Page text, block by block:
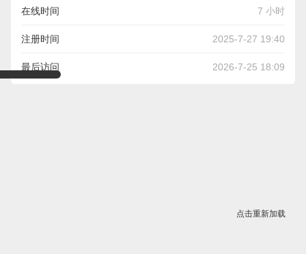
在线时间 7 小时
注册时间 2025-7-27 19:40
最后访问 2026-7-25 18:09
点击重新加载